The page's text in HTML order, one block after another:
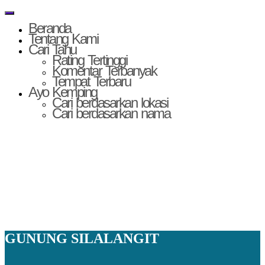
Beranda
Tentang Kami
Cari Tahu
Rating Tertinggi
Komentar Terbanyak
Tempat Terbaru
Ayo Kemping
Cari berdasarkan lokasi
Cari berdasarkan nama
GUNUNG SILALANGIT